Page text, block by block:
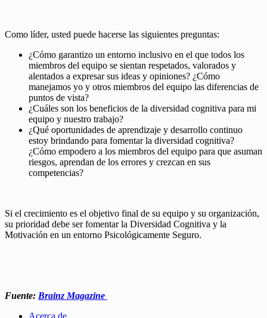
Como líder, usted puede hacerse las siguientes preguntas:
¿Cómo garantizo un entorno inclusivo en el que todos los
miembros del equipo se sientan respetados, valorados y
alentados a expresar sus ideas y opiniones? ¿Cómo
manejamos yo y otros miembros del equipo las diferencias de
puntos de vista?
¿Cuáles son los beneficios de la diversidad cognitiva para mi
equipo y nuestro trabajo?
¿Qué oportunidades de aprendizaje y desarrollo continuo
estoy brindando para fomentar la diversidad cognitiva?
¿Cómo empodero a los miembros del equipo para que asuman
riesgos, aprendan de los errores y crezcan en sus
competencias?
Si el crecimiento es el objetivo final de su equipo y su organización,
su prioridad debe ser fomentar la Diversidad Cognitiva y la
Motivación en un entorno Psicológicamente Seguro.
Fuente: Brainz Magazine